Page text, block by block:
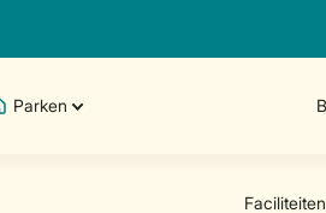
Parken